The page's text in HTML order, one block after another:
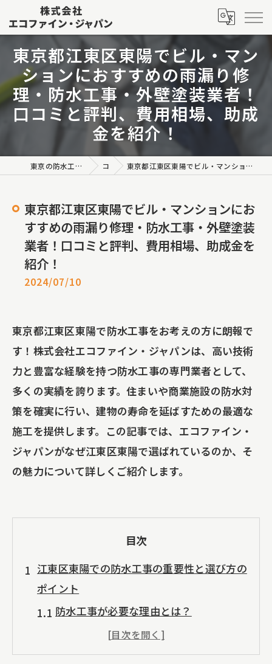
東京都江東区東陽でビル・マン
ションにおすすめの雨漏り修
理・防水工事・外壁塗装業者！
口コミと評判、費用相場、助成
金を紹介！
東京の防水工事なら株式会社エコファイン・ジャパン コラム 東京都江東区東陽でビル・マンションにおすすめの雨漏り修理・防水工事・外壁塗装業者！口コミと評判、費用相場、助成金を紹介！
東京都江東区東陽でビル・マンションにお
すすめの雨漏り修理・防水工事・外壁塗装
業者！口コミと評判、費用相場、助成金を
紹介！
2024/07/10
東京都江東区東陽で防水工事をお考えの方に朗報で
す！株式会社エコファイン・ジャパンは、高い技術
力と豊富な経験を持つ防水工事の専門業者として、
多くの実績を誇ります。住まいや商業施設の防水対
策を確実に行い、建物の寿命を延ばすための最適な
施工を提供します。この記事では、エコファイン・
ジャパンがなぜ江東区東陽で選ばれているのか、そ
の魅力について詳しくご紹介します。
目次
江東区東陽での防水工事の重要性と選び方の
ポイント
防水工事が必要な理由とは？
江東区東陽の気候と防水対策
信頼できる防水工事業者の見つけ方